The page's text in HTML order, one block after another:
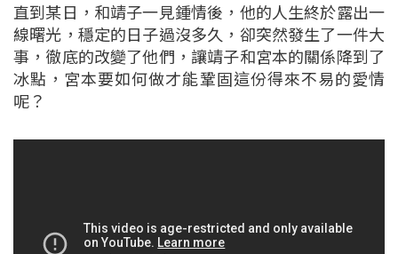
直到某日，和靖子一見鍾情後，他的人生終於露出一
線曙光，穩定的日子過沒多久，卻突然發生了一件大
事，徹底的改變了他們，讓靖子和宮本的關係降到了
冰點，宮本要如何做才能鞏固這份得來不易的愛情
呢？